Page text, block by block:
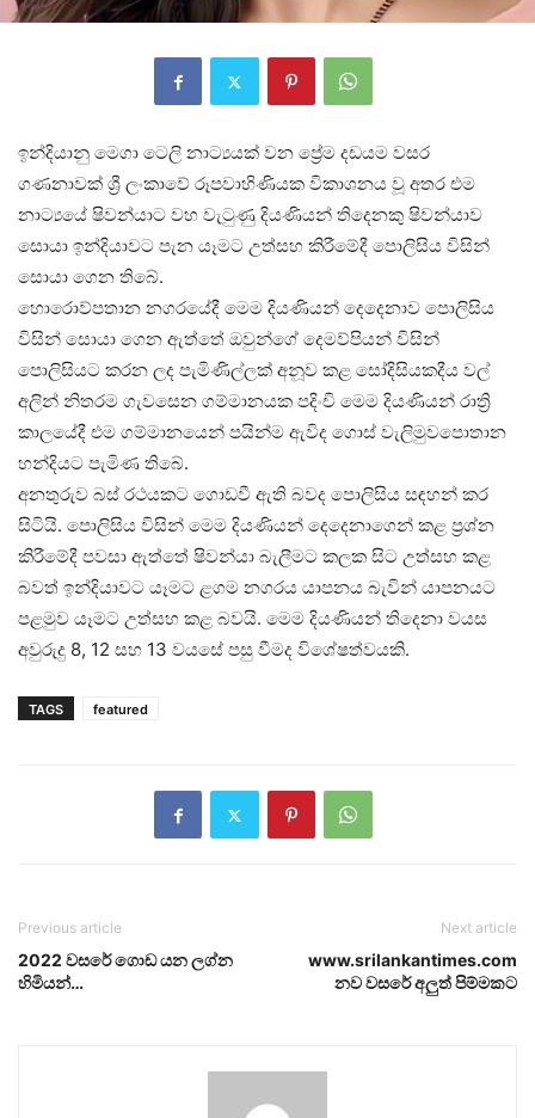
ඉන්දියානු මෙගා ටෙලි නාට්‍යයක් වන ප්‍රේම දඩයම වසර
ගණනාවක් ශ්‍රී ලංකාවේ රූපවාහිණියක විකාශනය වූ අතර එම
නාට්‍යයේ ෂිවන්යාට වහ වැටුණු දියණියන් තිදෙනකු ෂිවන්යාව
සොයා ඉන්දියාවට පැන යෑමට උත්සහ කිරීමේදී පොලිසිය විසින්
සොයා ගෙන තිබේ.
හොරොව්පතාන නගරයේදී මෙම දියණියන් දෙදෙනාව පොලිසිය
විසින් සොයා ගෙන ඇත්තේ ඔවුන්ගේ දෙමව්පියන් විසින්
පොලිසියට කරන ලද පැමිණිල්ලක් අනූව කළ සෝදිසියකදීය වල්
අලින් නිතරම ගැවසෙන ගම්මානයක පදිංචි මෙම දියණියන් රාත්‍රි
කාලයේදී එම ගම්මානයෙන් පයින්ම ඇවිද ගොස් වැලිමුවපොතාන
හන්දියට පැමිණ තිබේ.
අනතුරුව බස් රථයකට ගොඩවී ඇති බවද පොලිසිය සඳහන් කර
සිටියි. පොලිසිය විසින් මෙම දියණියන් දෙදෙනාගෙන් කළ ප්‍රශ්න
කිරීමේදී පවසා ඇත්තේ ෂිවන්යා බැලීමට කලක සිට උත්සහ කළ
බවත් ඉන්දියාවට යෑමට ළගම නගරය යාපනය බැවින් යාපනයට
පළමුව යෑමට උත්සහ කළ බවයි. මෙම දියණියන් තිදෙනා වයස
අවුරුදු 8, 12 සහ 13 වයසේ පසු වීමද විශේෂත්වයකි.
TAGS featured
Previous article
2022 වසරේ ගොඩ යන ලග්න
හිමියන්…
Next article
www.srilankantimes.com
නව වසරේ අලුත් පිම්මකට